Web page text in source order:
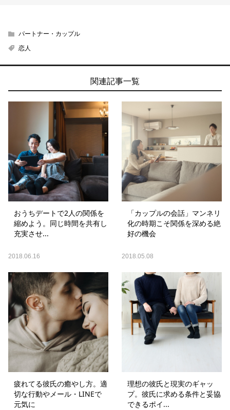
パートナー・カップル
恋人
関連記事一覧
おうちデートで2人の関係を
縮めよう。同じ時間を共有し
充実させ...
2018.06.16
「カップルの会話」マンネリ
化の時期こそ関係を深める絶
好の機会
2018.05.08
疲れてる彼氏の癒やし方。適
切な行動やメール・LINEで
元気に
理想の彼氏と現実のギャッ
プ。彼氏に求める条件と妥協
できるポイ...